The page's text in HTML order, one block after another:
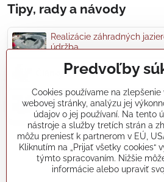
Tipy, rady a návody
Realizácie záhradných jazierok, bazénov,
údržba...
Články a blogy
Rady a návody
koikapre/
Predvoľby
Cookies používame na
webovej stránky, analýzu jej
údajov o jej používaní. Na tento
nástroje a služby tretích strán a
môžu preniesť k partnerom v EÚ,
Kliknutím na „Prijať všetky cookies“
týmto spracovaním. Nižšie
informácie alebo upraviť